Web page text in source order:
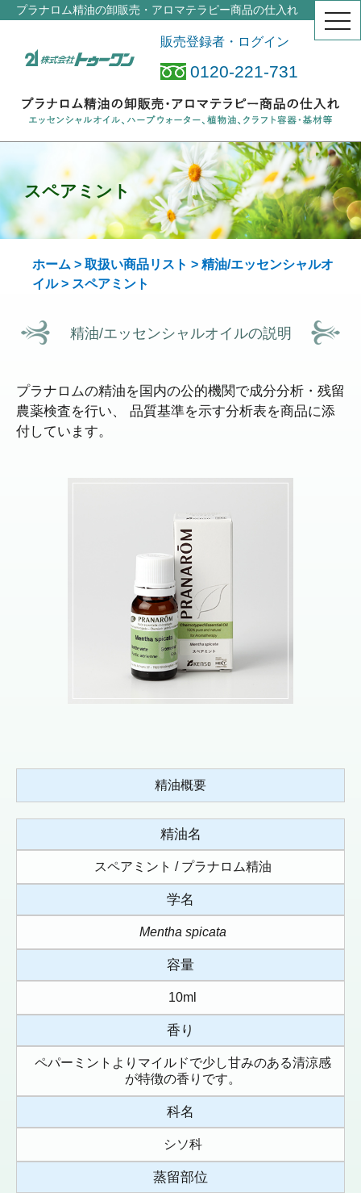
プラナロム精油の卸販売・アロマテラピー商品の仕入れ
販売登録者・ログイン
0120-221-731
スペアミント
ホーム > 取扱い商品リスト > 精油/エッセンシャルオ
イル> スペアミント
精油/エッセンシャルオイルの説明
プラナロムの精油を国内の公的機関で成分分析・残留
農薬検査を行い、
品質基準を示す分析表を商品に添
付しています。
精油概要
精油名
スペアミント / プラナロム精油
学名
Mentha spicata
容量
10ml
香り
ペパーミントよりマイルドで少し甘みのある清涼感
が特徴の香りです。
科名
シソ科
蒸留部位